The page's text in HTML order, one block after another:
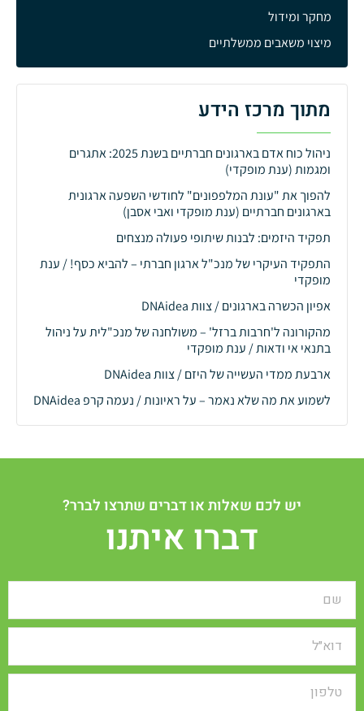
מחקר ומידול
מיצוי משאבים ממשלתיים
מתוך מרכז הידע
ניהול כוח אדם בארגונים חברתיים בשנת 2025: אתגרים
ומגמות (ענת מופקדי)
להפוך את "עונת המלפפונים" לחודשי השפעה ארגונית
בארגונים חברתיים (ענת מופקדי ואבי אסבן)
תפקיד היזמים: לבנות שיתופי פעולה מנצחים
התפקיד העיקרי של מנכ"ל ארגון חברתי – להביא כסף! / ענת
מופקדי
אפיון הכשרה בארגונים / צוות DNAidea
מהקורונה ל'חרבות ברזל' – משולחנה של מנכ"לית על ניהול
בתנאי אי ודאות / ענת מופקדי
ארבעת ממדי העשייה של היזם / צוות DNAidea
לשמוע את מה שלא נאמר – על ראיונות / נעמה קרפ DNAidea
יש לכם שאלות או דברים שתרצו לברר?
דברו איתנו